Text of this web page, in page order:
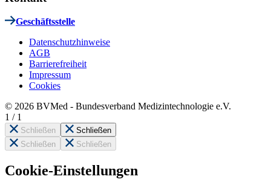
Geschäftsstelle
Datenschutzhinweise
AGB
Barrierefreiheit
Impressum
Cookies
© 2026 BVMed - Bundesverband Medizintechnologie e.V.
1 / 1
Schließen
Schließen
Schließen
Schließen
Cookie-Einstellungen